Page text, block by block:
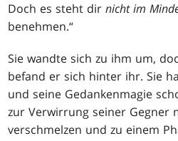
Doch es steht dirnicht im
benehmen.“
Sie wandte sich zu ihm um,
befand er sich hinter ihr. Sie
und seine Gedankenmagie
zur Verwirrung seiner Gegner
verschmelzen und zu einem